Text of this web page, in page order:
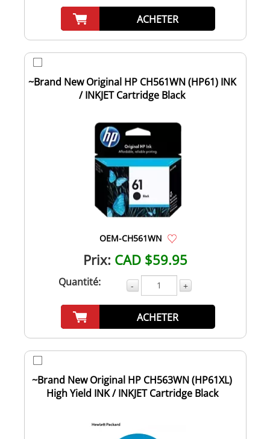
ACHETER
~Brand New Original HP CH561WN (HP61) INK
/ INKJET Cartridge Black
OEM-CH561WN
Prix: CAD $59.95
Quantité: - +
ACHETER
~Brand New Original HP CH563WN (HP61XL)
High Yield INK / INKJET Cartridge Black